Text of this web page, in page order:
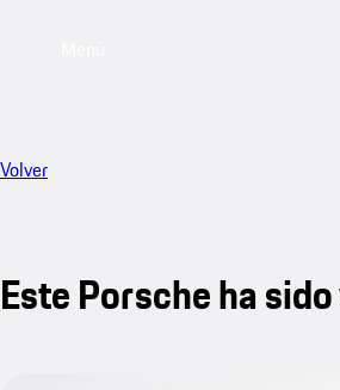
Volver
Este Porsche ha